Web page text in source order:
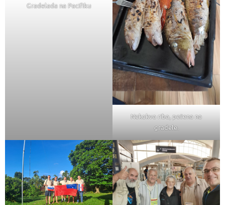
Gradelada na Pacifiku
Nekakva riba, pečena na
gradele.